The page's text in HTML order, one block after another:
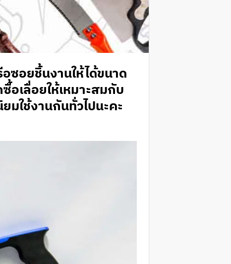
ซอยชิ้นงานให้ได้ขนาด
เลื่อยให้เหมาะสมกับ
มใช้งานกันทั่วไปนะคะ